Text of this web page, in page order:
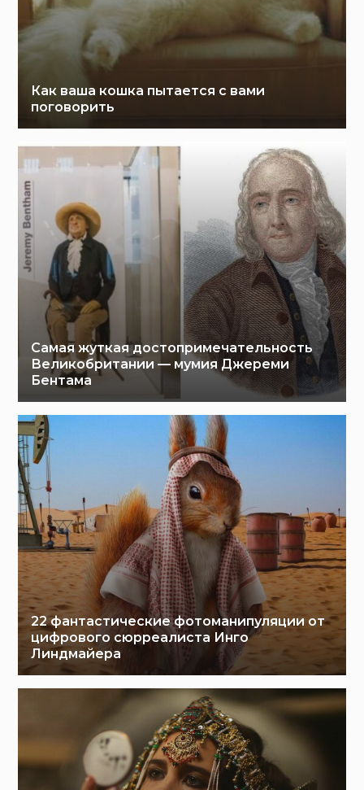
Как ваша кошка пытается с вами
поговорить
Самая жуткая достопримечательность
Великобритании — мумия Джереми
Бентама
22 фантастические фотоманипуляции от
цифрового сюрреалиста Инго
Линдмайера